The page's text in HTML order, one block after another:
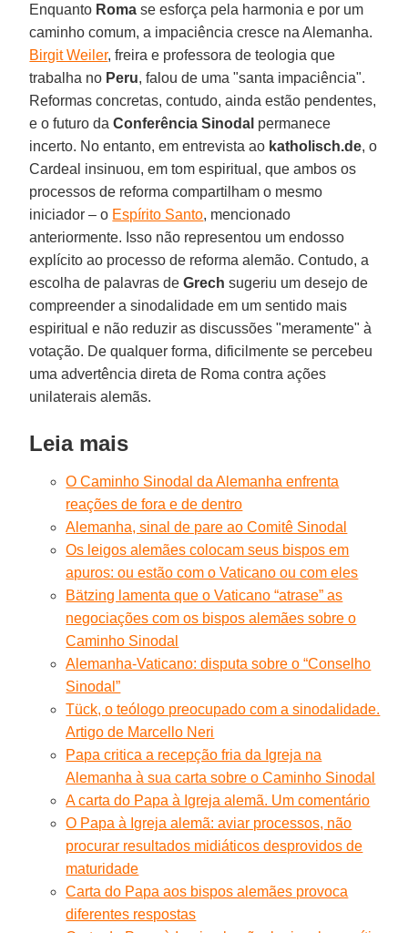
Enquanto Roma se esforça pela harmonia e por um
caminho comum, a impaciência cresce na Alemanha.
Birgit Weiler, freira e professora de teologia que
trabalha no Peru, falou de uma "santa impaciência".
Reformas concretas, contudo, ainda estão pendentes,
e o futuro daConferência Sinodal permanece
incerto. No entanto, em entrevista ao katholisch.de, o
Cardeal insinuou, em tom espiritual, que ambos os
processos de reforma compartilham o mesmo
iniciador – o Espírito Santo, mencionado
anteriormente. Isso não representou um endosso
explícito ao processo de reforma alemão. Contudo, a
escolha de palavras deGrech sugeriu um desejo de
compreender a sinodalidade em um sentido mais
espiritual e não reduzir as discussões "meramente" à
votação. De qualquer forma, dificilmente se percebeu
uma advertência direta de Roma contra ações
unilaterais alemãs.
Leia mais
O Caminho Sinodal da Alemanha enfrenta
reações de fora e de dentro
Alemanha, sinal de pare ao Comitê Sinodal
Os leigos alemães colocam seus bispos em
apuros: ou estão com o Vaticano ou com eles
Bätzing lamenta que o Vaticano “atrase” as
negociações com os bispos alemães sobre o
Caminho Sinodal
Alemanha-Vaticano: disputa sobre o “Conselho
Sinodal”
Tück, o teólogo preocupado com a sinodalidade.
Artigo de Marcello Neri
Papa critica a recepção fria da Igreja na
Alemanha à sua carta sobre o Caminho Sinodal
A carta do Papa à Igreja alemã. Um comentário
O Papa à Igreja alemã: aviar processos, não
procurar resultados midiáticos desprovidos de
maturidade
Carta do Papa aos bispos alemães provoca
diferentes respostas